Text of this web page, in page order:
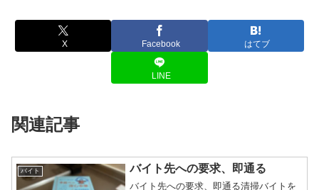
X Facebook はてブ
LINE
関連記事
バイト バイト先への要求、即通る
バイト先への要求、即通る清掃バイトを